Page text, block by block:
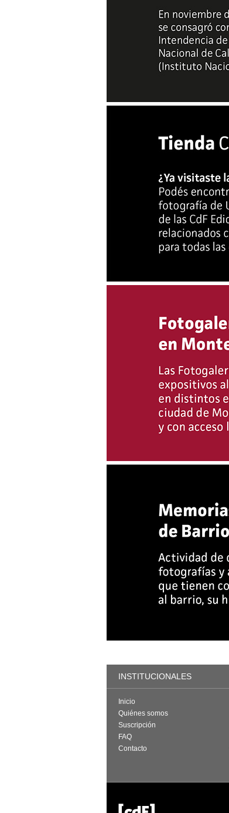
INSTITUCIONALES
Inicio
Quiénes somos
Suscripción
FAQ
Contacto